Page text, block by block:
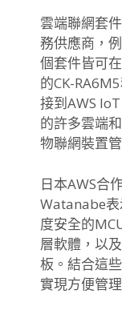
雲端聯網套
務供應商，
個套件皆可
的CK-
接到AWS
的許多雲端
物聯網裝置管
日本AWS合
Watanabe表
度安全的
層軟體，以
板。結合這
實現方便管